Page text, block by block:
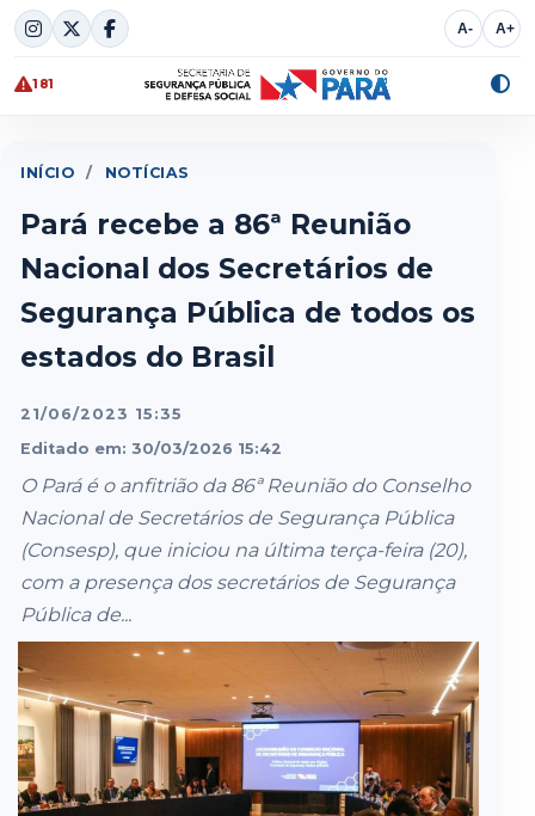
Skip
to
content
A- A+
181
INÍCIO / NOTÍCIAS
Pará recebe a 86ª Reunião
Nacional dos Secretários de
Segurança Pública de todos os
estados do Brasil
21/06/2023 15:35
Editado em: 30/03/2026 15:42
O Pará é o anfitrião da 86ª Reunião do Conselho
Nacional de Secretários de Segurança Pública
(Consesp), que iniciou na última terça-feira (20),
com a presença dos secretários de Segurança
Pública de...